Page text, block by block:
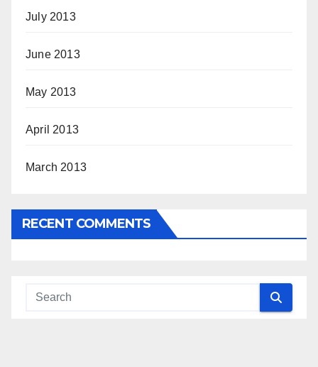
July 2013
June 2013
May 2013
April 2013
March 2013
RECENT COMMENTS